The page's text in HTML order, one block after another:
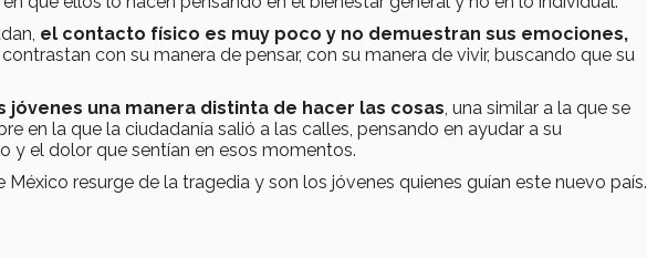
el contacto físico es muy poco y no demuestran sus emociones,
con su manera de pensar, con su manera de vivir, buscando que su
jóvenes una manera distinta de hacer las cosas , una similar a la que se
en la que la ciudadanía salió a las calles, pensando en ayudar a su
y el dolor que sentían en esos momentos.
resurge de la tragedia y son los jóvenes quienes guían este nuevo país.